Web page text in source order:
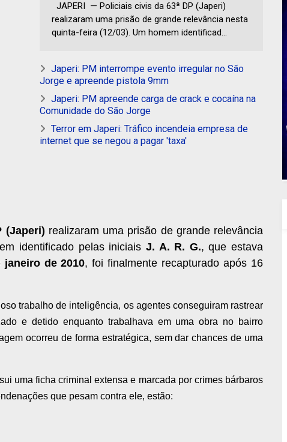
JAPERI — Policiais civis da 63ª DP (Japeri)
realizaram uma prisão de grande relevância nesta
quinta-feira (12/03). Um homem identificad...
Japeri: PM interrompe evento irregular no São
Jorge e apreende pistola 9mm
Japeri: PM apreende carga de crack e cocaína na
Comunidade do São Jorge
Terror em Japeri: Tráfico incendeia empresa de
internet que se negou a pagar 'taxa'
(Japeri) realizaram uma prisão de grande relevância
identificado pelas iniciais J. A. R. G., que estava
janeiro de 2010, foi finalmente recapturado após 16
trabalho de inteligência, os agentes conseguiram rastrear
e detido enquanto trabalhava em uma obra no bairro
ocorreu de forma estratégica, sem dar chances de uma
uma ficha criminal extensa e marcada por crimes bárbaros
que pesam contra ele, estão: